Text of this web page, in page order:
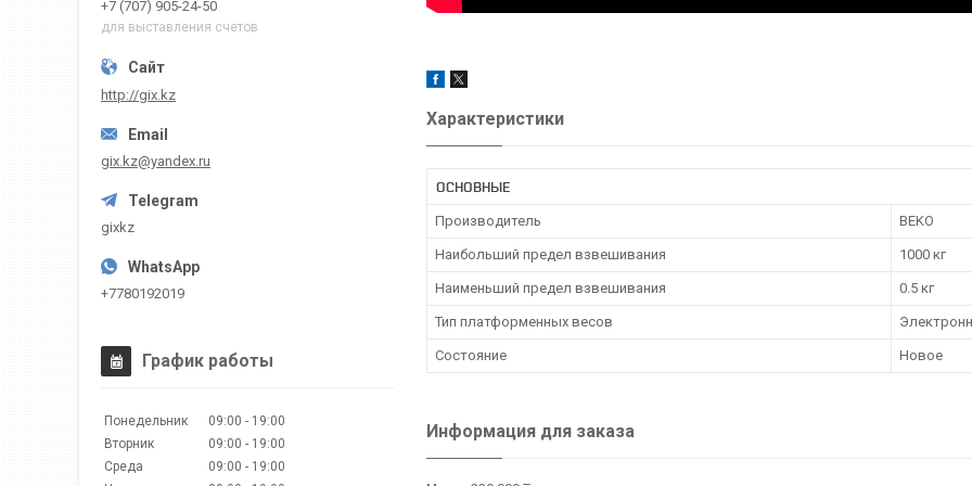
Характеристики
ОСНОВНЫЕ
Производитель BEKO
Наибольший предел взвешивания 1000 кг
Наименьший предел взвешивания 0.5 кг
Тип платформенных весов
Состояние Новое
Информация для заказа
+7 (707) 905-24-50
для выставления счетов
http://gix.kz
gix.kz@yandex.ru
gixkz
+7780192019
График работы
Понедельник 09:00
19:00
Вторник
09:00
19:00
Среда
09:00
19:00